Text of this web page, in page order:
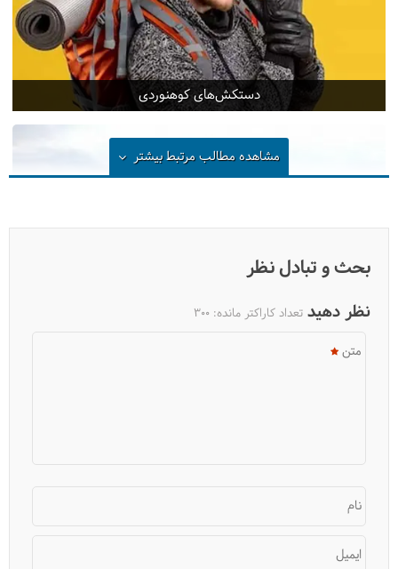
دستکش‌های کوهنوردی
مشاهده مطالب مرتبطبیشتر
بحث و تبادل نظر
نظر دهید تعداد کاراکتر مانده: 300
متن
نام
ایمیل